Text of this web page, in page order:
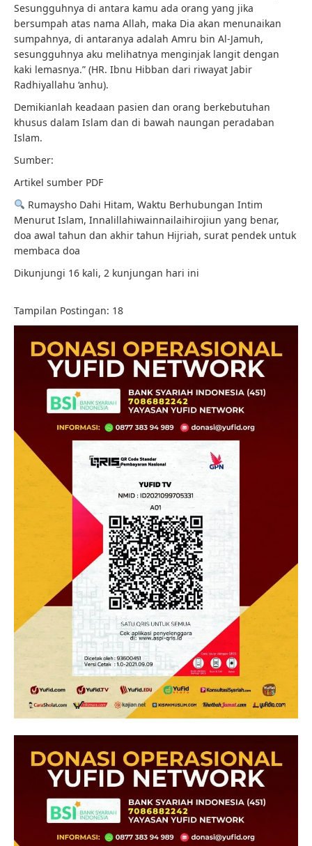
Sesungguhnya di antara kamu ada orang yang jika
bersumpah atas nama Allah, maka Dia akan menunaikan
sumpahnya, di antaranya adalah Amru bin Al-Jamuh,
sesungguhnya aku melihatnya menginjak langit dengan
kaki lemasnya.” (HR. Ibnu Hibban dari riwayat Jabir
Radhiyallahu ‘anhu).
Demikianlah keadaan pasien dan orang berkebutuhan
khusus dalam Islam dan di bawah naungan peradaban
Islam.
Sumber:
Artikel sumber PDF
Rumaysho Dahi Hitam, Waktu Berhubungan Intim
Menurut Islam, Innalillahiwainnailaihirojiun yang benar,
doa awal tahun dan akhir tahun Hijriah, surat pendek untuk
membaca doa
Dikunjungi 16 kali, 2 kunjungan hari ini
Tampilan Postingan: 18